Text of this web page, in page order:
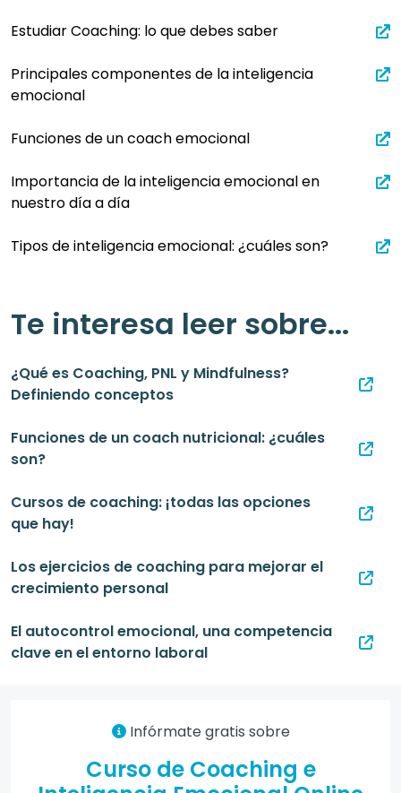
Estudiar Coaching: lo que debes saber
Principales componentes de la inteligencia
emocional
Funciones de un coach emocional
Importancia de la inteligencia emocional en
nuestro día a día
Tipos de inteligencia emocional: ¿cuáles son?
Te interesa leer sobre...
¿Qué es Coaching, PNL y Mindfulness?
Definiendo conceptos
Funciones de un coach nutricional: ¿cuáles
son?
Cursos de coaching: ¡todas las opciones
que hay!
Los ejercicios de coaching para mejorar el
crecimiento personal
El autocontrol emocional, una competencia
clave en el entorno laboral
Infórmate gratis sobre
Curso de Coaching e